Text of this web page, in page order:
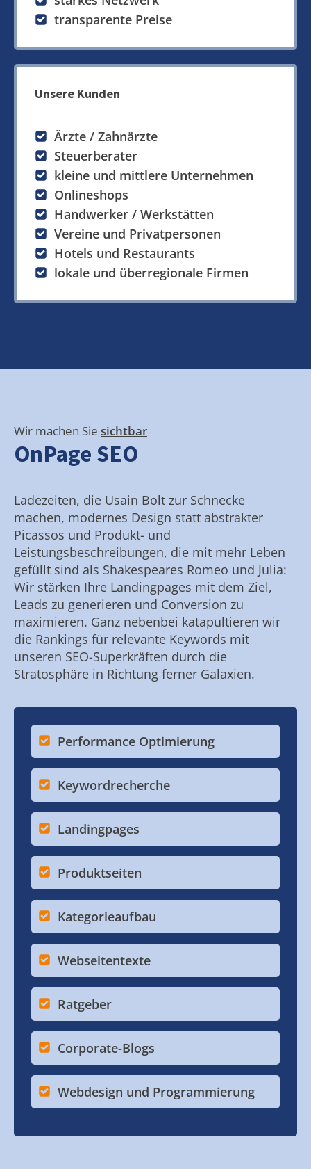
transparente Preise
Unsere Kunden
Ärzte / Zahnärzte
Steuerberater
kleine und mittlere Unternehmen
Onlineshops
Handwerker / Werkstätten
Vereine und Privatpersonen
Hotels und Restaurants
lokale und überregionale Firmen
Wir machen Sie sichtbar
OnPage SEO
Ladezeiten, die Usain Bolt zur Schnecke
machen, modernes Design statt abstrakter
Picassos und Produkt- und
Leistungsbeschreibungen, die mit mehr Leben
gefüllt sind als Shakespeares Romeo und Julia:
Wir stärken Ihre Landingpages mit dem Ziel,
Leads zu generieren und Conversion zu
maximieren. Ganz nebenbei katapultieren wir
die Rankings für relevante Keywords mit
unseren SEO-Superkräften durch die
Stratosphäre in Richtung ferner Galaxien.
Performance Optimierung
Keywordrecherche
Landingpages
Produktseiten
Kategorieaufbau
Webseitentexte
Ratgeber
Corporate-Blogs
Webdesign und Programmierung